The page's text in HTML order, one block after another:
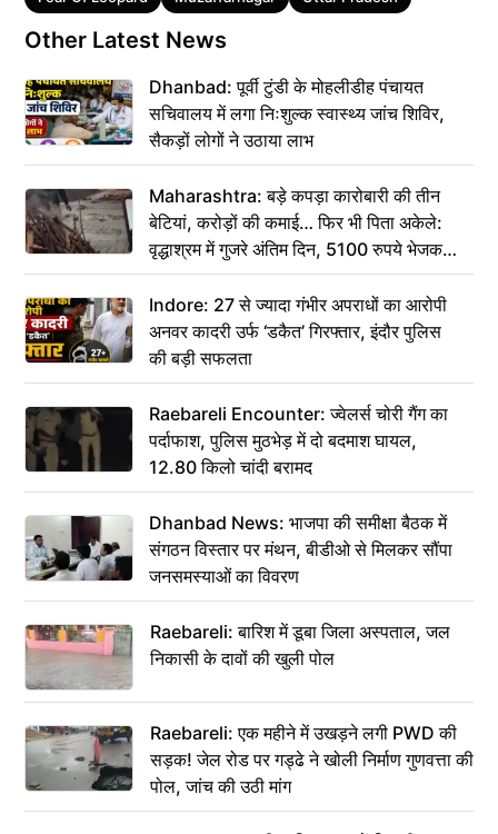
Other Latest News
Dhanbad: पूर्वी टुंडी के मोहलीडीह पंचायत
सचिवालय में लगा निःशुल्क स्वास्थ्य जांच शिविर,
सैकड़ों लोगों ने उठाया लाभ
Maharashtra: बड़े कपड़ा कारोबारी की तीन
बेटियां, करोड़ों की कमाई… फिर भी पिता अकेले:
वृद्धाश्रम में गुजरे अंतिम दिन, 5100 रुपये भेजकर
कहा– अंतिम संस्कार कर दीजिए हम नहीं आ पाएंगे
Indore: 27 से ज्यादा गंभीर अपराधों का आरोपी
अनवर कादरी उर्फ ‘डकैत’ गिरफ्तार, इंदौर पुलिस
की बड़ी सफलता
Raebareli Encounter: ज्वेलर्स चोरी गैंग का
पर्दाफाश, पुलिस मुठभेड़ में दो बदमाश घायल,
12.80 किलो चांदी बरामद
Dhanbad News: भाजपा की समीक्षा बैठक में
संगठन विस्तार पर मंथन, बीडीओ से मिलकर सौंपा
जनसमस्याओं का विवरण
Raebareli: बारिश में डूबा जिला अस्पताल, जल
निकासी के दावों की खुली पोल
Raebareli: एक महीने में उखड़ने लगी PWD की
सड़क! जेल रोड पर गड्ढे ने खोली निर्माण गुणवत्ता की
पोल, जांच की उठी मांग